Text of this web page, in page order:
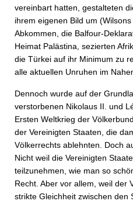
vereinbart hatten, gestalteten
ihrem eigenen Bild um
Abkommen, die Balfour-
Heimat Palästina, sezierten
die Türkei auf ihr Minimum zu
alle aktuellen Unruhen im
Dennoch wurde auf der
verstorbenen Nikolaus II. und
Ersten Weltkrieg der
der Vereinigten Staaten, die
Völkerrechts ablehnten. Doch
Nicht weil die Vereinigten
teilzunehmen, wie man so
Recht. Aber vor allem, weil der
strikte Gleichheit zwischen den